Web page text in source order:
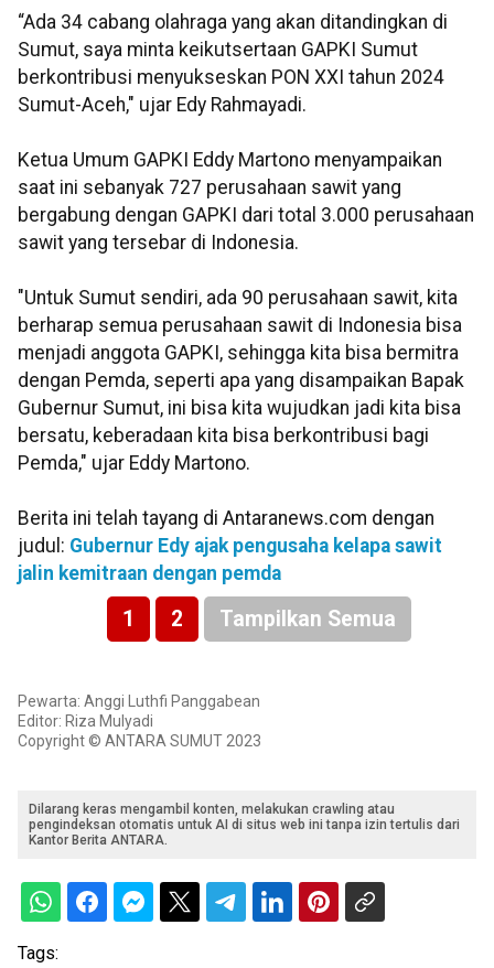
“Ada 34 cabang olahraga yang akan ditandingkan di
Sumut, saya minta keikutsertaan GAPKI Sumut
berkontribusi menyukseskan PON XXI tahun 2024
Sumut-Aceh," ujar Edy Rahmayadi.
Ketua Umum GAPKI Eddy Martono menyampaikan
saat ini sebanyak 727 perusahaan sawit yang
bergabung dengan GAPKI dari total 3.000 perusahaan
sawit yang tersebar di Indonesia.
"Untuk Sumut sendiri, ada 90 perusahaan sawit, kita
berharap semua perusahaan sawit di Indonesia bisa
menjadi anggota GAPKI, sehingga kita bisa bermitra
dengan Pemda, seperti apa yang disampaikan Bapak
Gubernur Sumut, ini bisa kita wujudkan jadi kita bisa
bersatu, keberadaan kita bisa berkontribusi bagi
Pemda," ujar Eddy Martono.
Berita ini telah tayang di Antaranews.com dengan
judul: Gubernur Edy ajak pengusaha kelapa sawit
jalin kemitraan dengan pemda
1 2 Tampilkan Semua
Pewarta: Anggi Luthfi Panggabean
Editor: Riza Mulyadi
Copyright © ANTARA SUMUT 2023
Dilarang keras mengambil konten, melakukan crawling atau
pengindeksan otomatis untuk AI di situs web ini tanpa izin tertulis dari
Kantor Berita ANTARA.
Tags: